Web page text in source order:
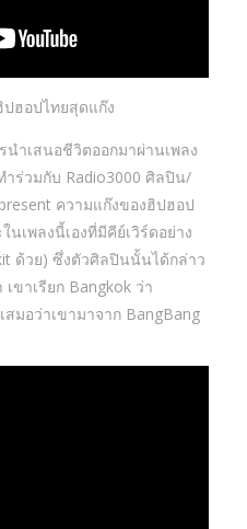
ปฮอปไทยสุดแก๊ง
นำเสนอชีวิตออกมาผ่านเพลง
ร่วมกับ Radio3000 ศิลปิน/
ความแก๊งของฮิปฮอป
นเพลงนี้เองที่มีคีย์เวิร์ดอย่าง
ด้วย) ซึ่งตัวศิลปินนั้นได้กล่าว
ขาเรียก Bangkok ว่า
มอว่าเขามาจาก BangBang